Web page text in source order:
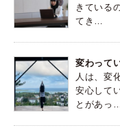
きている
てき…
変わって
人は、変
安心して
とがあっ